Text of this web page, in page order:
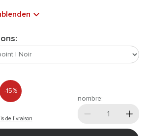
-15%
de livraison
nombre: